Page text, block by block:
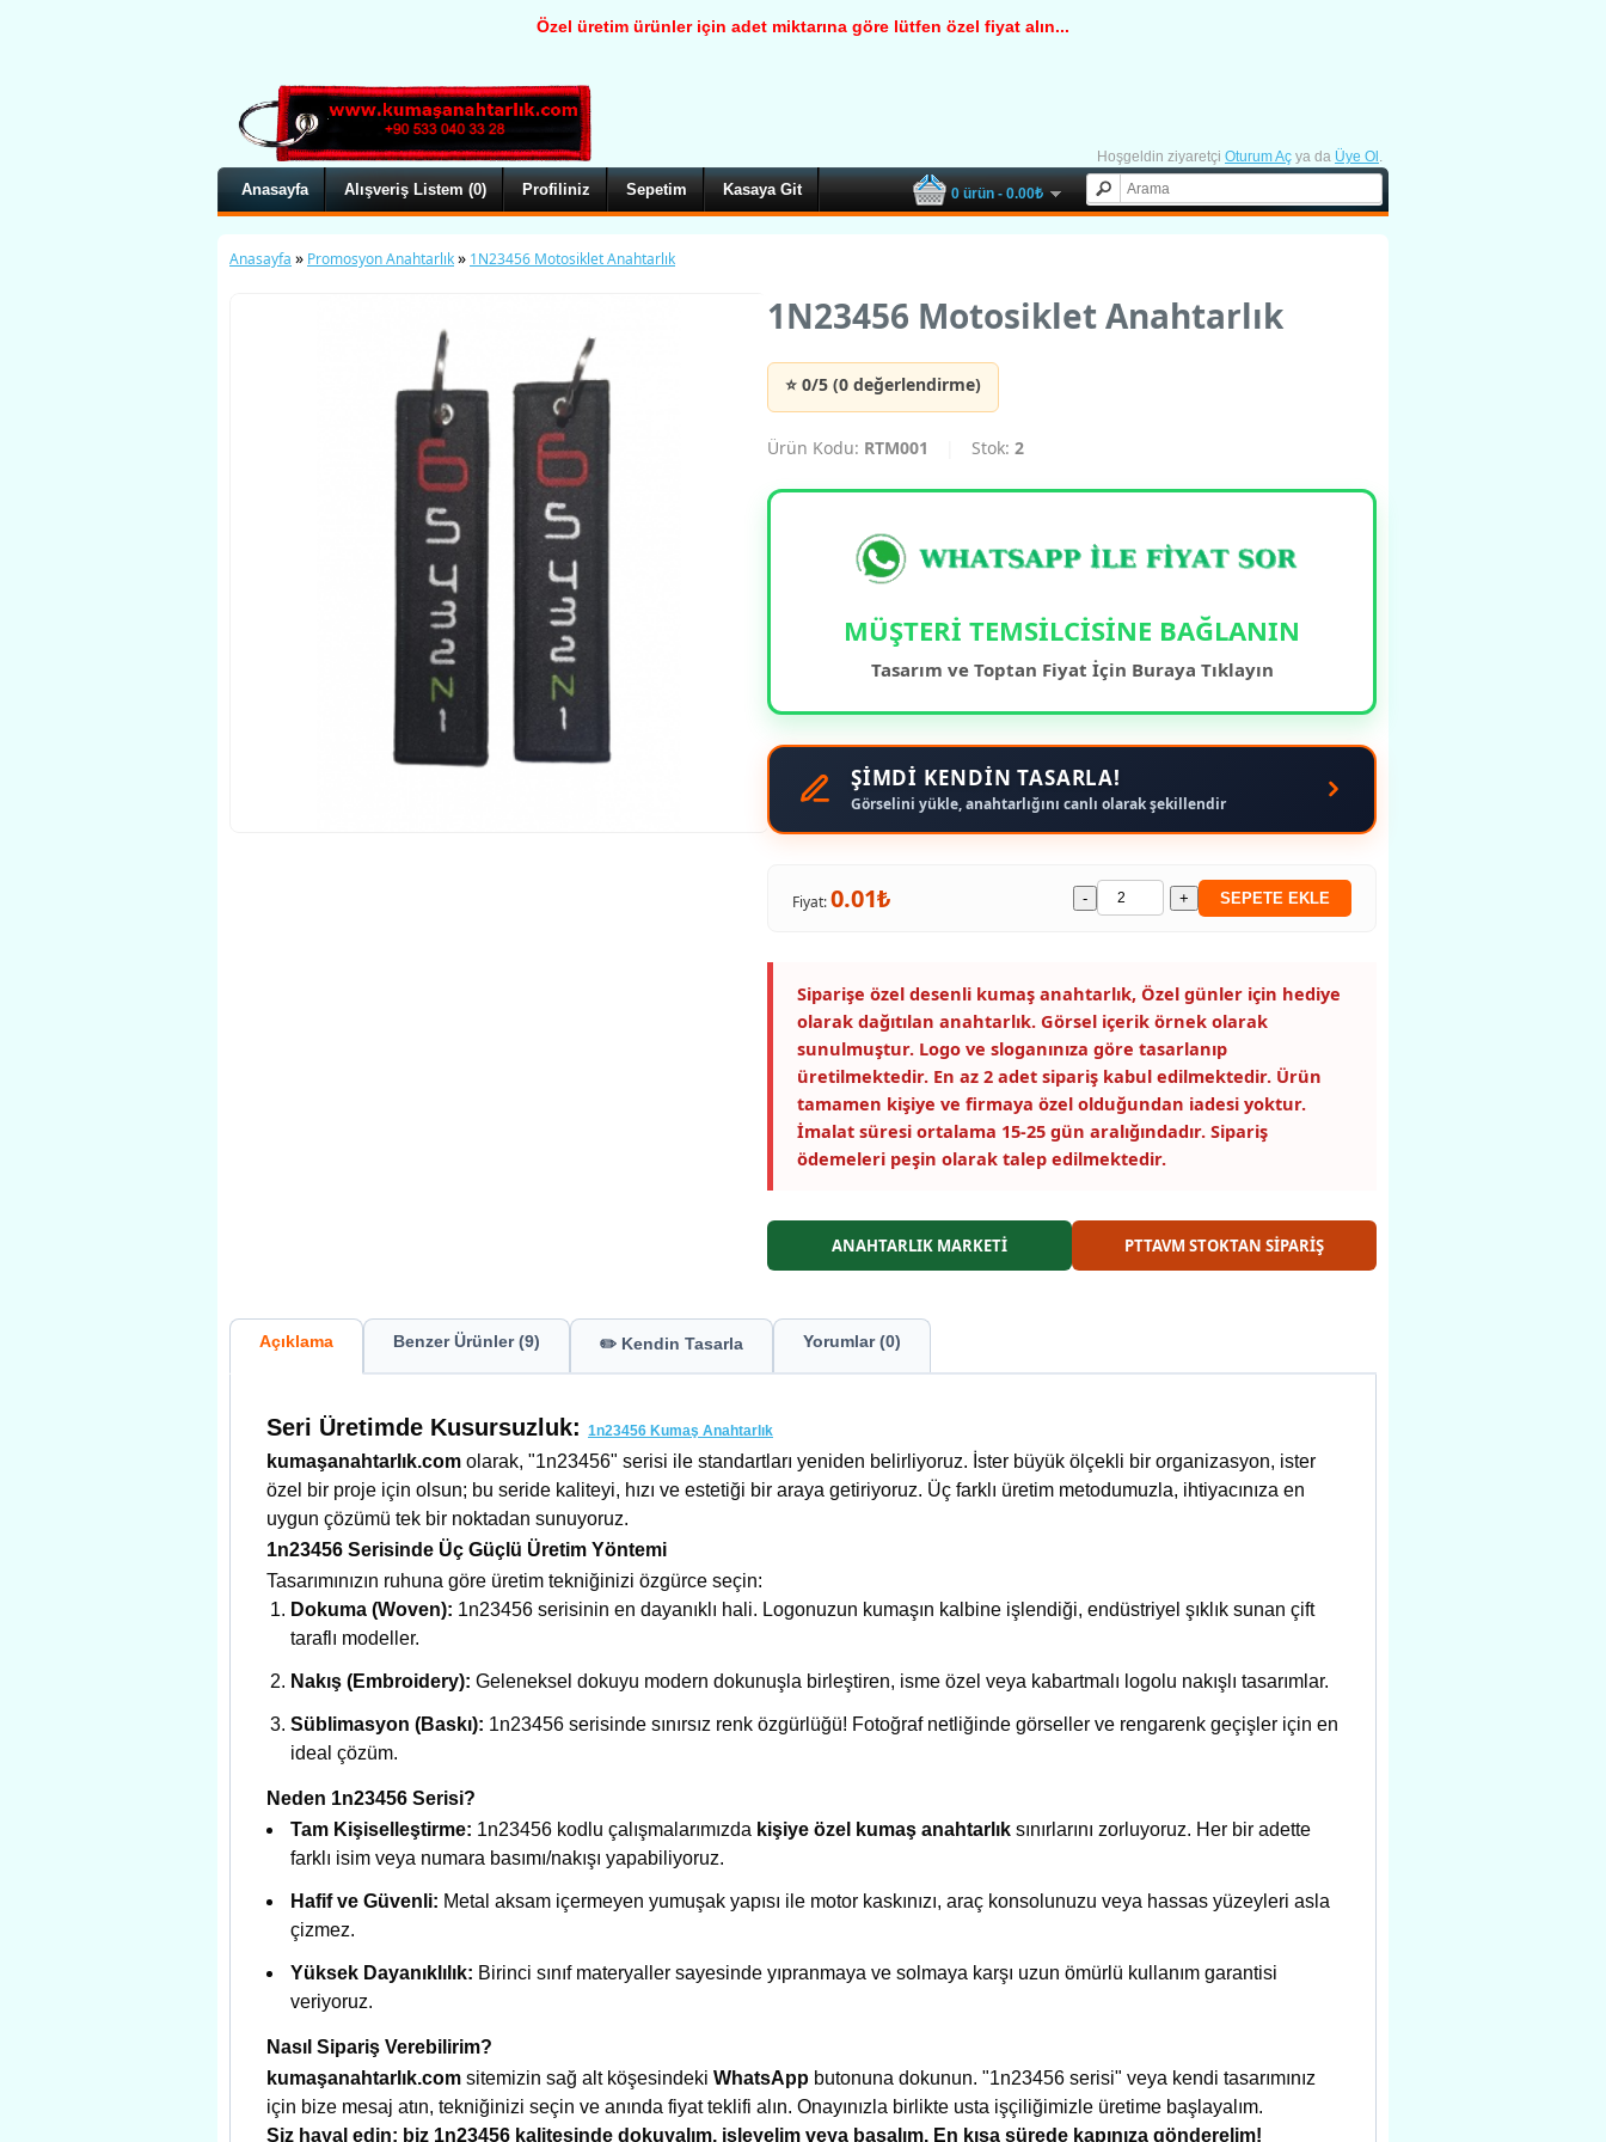
Özel üretim ürünler için adet miktarına göre lütfen özel fiyat alın...
0 ürün - 0.00₺
Hoşgeldin ziyaretçi Oturum Aç ya da Üye Ol .
Anasayfa Alışveriş Listem (0) Profiliniz Sepetim Kasaya Git
Anasayfa » Promosyon Anahtarlık» 1N23456 Motosiklet Anahtarlık
1N23456 Motosiklet Anahtarlık
⭐ 0/5 (0 değerlendirme)
Ürün Kodu: RTM001 Stok: 2
MÜŞTERİ TEMSİLCİSİNE BAĞLANIN
Tasarım ve Toptan Fiyat İçin Buraya Tıklayın
ŞİMDİ KENDİN TASARLA!
Görselini yükle, anahtarlığını canlı olarak şekillendir
Fiyat:0.01₺ - + SEPETE EKLE
Siparişe özel desenli kumaş anahtarlık, Özel günler için hediye
olarak dağıtılan anahtarlık. Görsel içerik örnek olarak
sunulmuştur. Logo ve sloganınıza göre tasarlanıp
üretilmektedir. En az 2 adet sipariş kabul edilmektedir. Ürün
tamamen kişiye ve firmaya özel olduğundan iadesi yoktur.
İmalat süresi ortalama 15-25 gün aralığındadır. Sipariş
ödemeleri peşin olarak talep edilmektedir.
ANAHTARLIK MARKETİ PTTAVM STOKTAN SİPARİŞ
Açıklama Benzer Ürünler (9) ✏️ Kendin Tasarla Yorumlar (0)
Seri Üretimde Kusursuzluk: 1n23456 Kumaş Anahtarlık
kumaşanahtarlık.com olarak, "1n23456" serisi ile standartları yeniden belirliyoruz. İster büyük ölçekli bir organizasyon, ister
özel bir proje için olsun; bu seride kaliteyi, hızı ve estetiği bir araya getiriyoruz. Üç farklı üretim metodumuzla, ihtiyacınıza en
uygun çözümü tek bir noktadan sunuyoruz.
1n23456 Serisinde Üç Güçlü Üretim Yöntemi
Tasarımınızın ruhuna göre üretim tekniğinizi özgürce seçin:
Dokuma (Woven): 1n23456 serisinin en dayanıklı hali. Logonuzun kumaşın kalbine işlendiği, endüstriyel şıklık sunan çift
taraflı modeller.
Nakış (Embroidery): Geleneksel dokuyu modern dokunuşla birleştiren, isme özel veya kabartmalı logolu nakışlı tasarımlar.
Süblimasyon (Baskı): 1n23456 serisinde sınırsız renk özgürlüğü! Fotoğraf netliğinde görseller ve rengarenk geçişler için en
ideal çözüm.
Neden 1n23456 Serisi?
Tam Kişiselleştirme: 1n23456 kodlu çalışmalarımızda kişiye özel kumaş anahtarlık sınırlarını zorluyoruz. Her bir adette
farklı isim veya numara basımı/nakışı yapabiliyoruz.
Hafif ve Güvenli: Metal aksam içermeyen yumuşak yapısı ile motor kaskınızı, araç konsolunuzu veya hassas yüzeyleri asla
çizmez.
Yüksek Dayanıklılık: Birinci sınıf materyaller sayesinde yıpranmaya ve solmaya karşı uzun ömürlü kullanım garantisi
veriyoruz.
Nasıl Sipariş Verebilirim?
kumaşanahtarlık.com sitemizin sağ alt köşesindeki WhatsApp butonuna dokunun. "1n23456 serisi" veya kendi tasarımınız
için bize mesaj atın, tekniğinizi seçin ve anında fiyat teklifi alın. Onayınızla birlikte usta işçiliğimizle üretime başlayalım.
Siz hayal edin; biz 1n23456 kalitesinde dokuyalım, işleyelim veya basalım. En kısa sürede kapınıza gönderelim!